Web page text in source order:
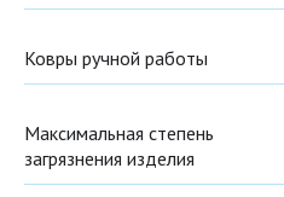
Ковры ручной работы
Максимальная степень
загрязнения изделия